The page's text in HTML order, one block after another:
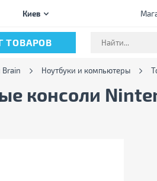
Киев
ТОВАРОВ
Brain Ноутбуки и компьютеры
консоли